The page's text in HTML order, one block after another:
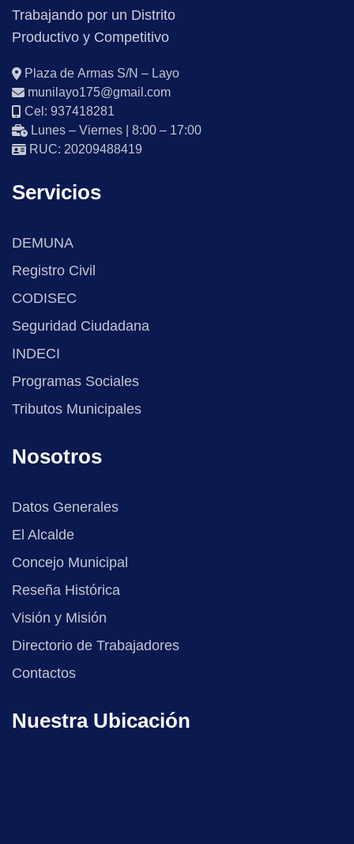
Trabajando por un Distrito
Productivo y Competitivo
Plaza de Armas S/N – Layo
munilayo175@gmail.com
Cel: 937418281
Lunes – Viernes | 8:00 – 17:00
RUC: 20209488419
Servicios
DEMUNA
Registro Civil
CODISEC
Seguridad Ciudadana
INDECI
Programas Sociales
Tributos Municipales
Nosotros
Datos Generales
El Alcalde
Concejo Municipal
Reseña Histórica
Visión y Misión
Directorio de Trabajadores
Contactos
Nuestra Ubicación